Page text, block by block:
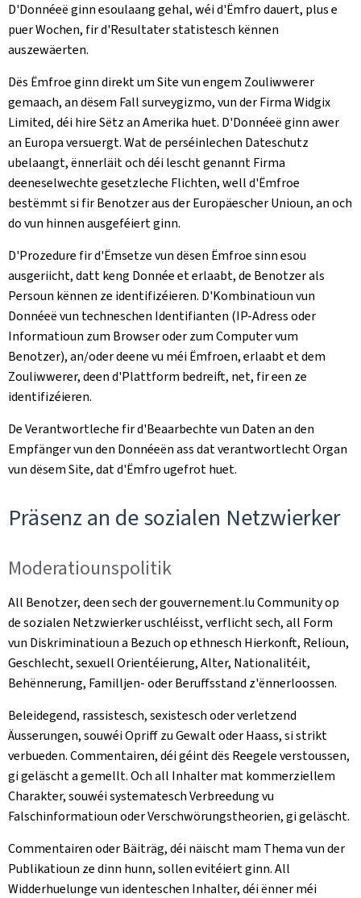
D'Donnéeë ginn esoulaang gehal, wéi d'Ëmfro dauert, plus e
puer Wochen, fir d'Resultater statistesch kënnen
auszewäerten.
Dës Ëmfroe ginn direkt um Site vun engem Zouliwwerer
gemaach, an dësem Fall surveygizmo, vun der Firma Widgix
Limited, déi hire Sëtz an Amerika huet. D'Donnéeë ginn awer
an Europa versuergt. Wat de perséinlechen Dateschutz
ubelaangt, ënnerläit och déi lescht genannt Firma
deeneselwechte gesetzleche Flichten, well d'Ëmfroe
bestëmmt si fir Benotzer aus der Europäescher Unioun, an och
do vun hinnen ausgeféiert ginn.
D'Prozedure fir d'Ëmsetze vun dësen Ëmfroe sinn esou
ausgeriicht, datt keng Donnée et erlaabt, de Benotzer als
Persoun kënnen ze identifizéieren. D'Kombinatioun vun
Donnéeë vun techneschen Identifianten (IP-Adress oder
Informatioun zum Browser oder zum Computer vum
Benotzer), an/oder deene vu méi Ëmfroen, erlaabt et dem
Zouliwwerer, deen d'Plattform bedreift, net, fir een ze
identifizéieren.
De Verantwortleche fir d'Beaarbechte vun Daten an den
Empfänger vun den Donnéeën ass dat verantwortlecht Organ
vun dësem Site, dat d'Ëmfro ugefrot huet.
Präsenz an de sozialen Netzwierker
Moderatiounspolitik
All Benotzer, deen sech der gouvernement.lu Community op
de sozialen Netzwierker uschléisst, verflicht sech, all Form
vun Diskriminatioun a Bezuch op ethnesch Hierkonft, Relioun,
Geschlecht, sexuell Orientéierung, Alter, Nationalitéit,
Behënnerung, Familljen- oder Beruffsstand z'ënnerloossen.
Beleidegend, rassistesch, sexistesch oder verletzend
Äusserungen, souwéi Opriff zu Gewalt oder Haass, si strikt
verbueden. Commentairen, déi géint dës Reegele verstoussen,
gi geläscht a gemellt. Och all Inhalter mat kommerziellem
Charakter, souwéi systematesch Verbreedung vu
Falschinformatioun oder Verschwörungstheorien, gi geläscht.
Commentairen oder Bäiträg, déi näischt mam Thema vun der
Publikatioun ze dinn hunn, sollen evitéiert ginn. All
Widderhuelunge vun identeschen Inhalter, déi ënner méi